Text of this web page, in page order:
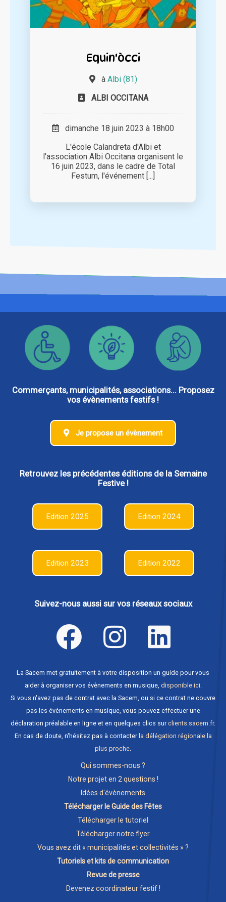
Equin'òcci
à Albi (81)
ALBI OCCITANA
dimanche 18 juin 2023 à 18h00
L'école Calandreta d'Albi et
l'association Albi Occitana organisent le
16 juin 2023, dans le cadre de Total
Festum, l'événement [...]
Commerçants, municipalités, associations... Proposez
vos évènements festifs !
Je propose un évènement
Retrouvez les précédentes éditions de la Semaine
Festive !
Edition 2025 Edition 2024
Edition 2023 Edition 2022
Suivez-nous aussi sur vos réseaux sociaux
La Sacem met gratuitement à votre disposition un guide pour vous
aider à organiser vos évènements en musique, disponible ici.
Si vous n'avez pas de contrat avec la Sacem, ou si ce contrat ne couvre
pas les évènements en musique, vous pouvez effectuer une
déclaration préalable en ligne et en quelques clics surclients.sacem.fr.
En cas de doute, n'hésitez pas à contacter la délégation régionale la
plus proche.
Qui sommes-nous ?
Notre projet en 2 questions !
Idées d'évènements
Télécharger le Guide des Fêtes
Télécharger le tutoriel
Télécharger notre flyer
Vous avez dit « municipalités et collectivités » ?
Tutoriels et kits de communication
Revue de presse
Devenez coordinateur festif !